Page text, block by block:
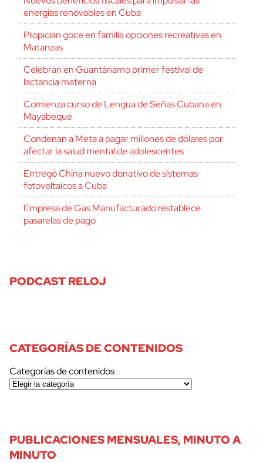
energías renovables en Cuba
Propician goce en familia opciones recreativas en
Matanzas
Celebran en Guantánamo primer festival de
lactancia materna
Comienza curso de Lengua de Señas Cubana en
Mayabeque
Condenan a Meta a pagar millones de dólares por
afectar la salud mental de adolescentes
Entregó China nuevo donativo de sistemas
fotovoltaicos a Cuba
Empresa de Gas Manufacturado restablece
pasarelas de pago
PODCAST RELOJ
CATEGORÍAS DE CONTENIDOS
Categorías de contenidos
PUBLICACIONES MENSUALES, MINUTO A
MINUTO